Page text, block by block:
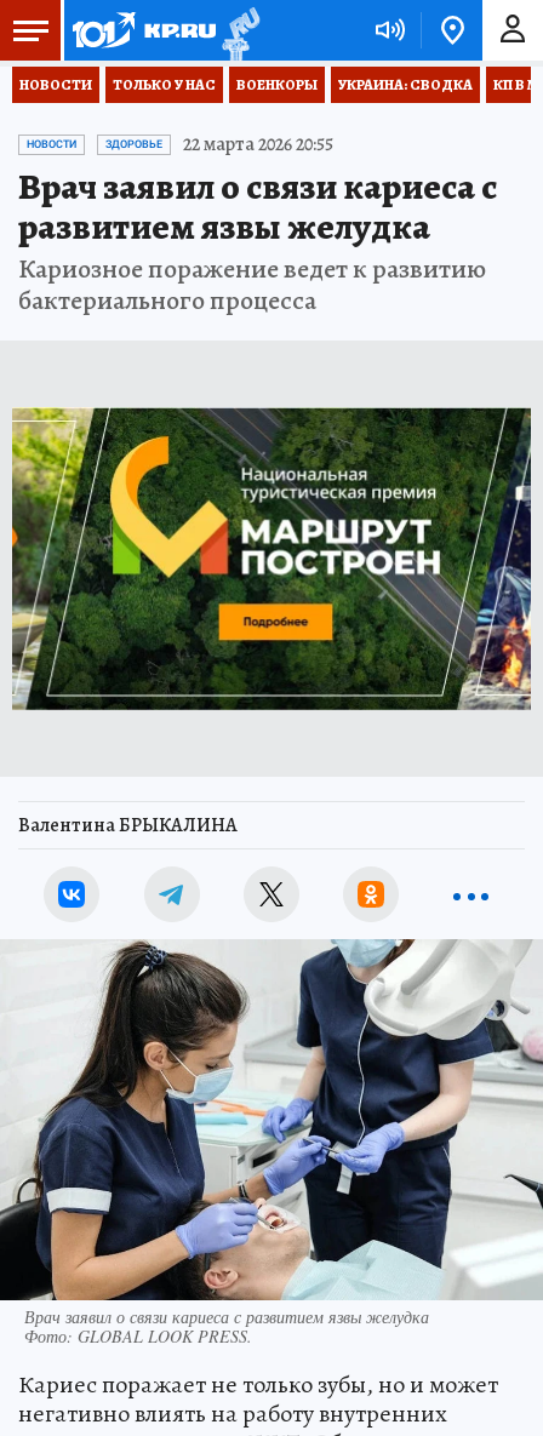
НОВОСТИ ТОЛЬКО У НАС ВОЕНКОРЫ УКРАИНА: СВОДКА КП В
НОВОСТИ ЗДОРОВЬЕ 22 марта 2026 20:55
Врач заявил о связи кариеса с
развитием язвы желудка
Кариозное поражение ведет к развитию
бактериального процесса
Валентина БРЫКАЛИНА
Врач заявил о связи кариеса с развитием язвы желудка
Фото: GLOBAL LOOK PRESS.
Кариес поражает не только зубы, но и может
негативно влиять на работу внутренних